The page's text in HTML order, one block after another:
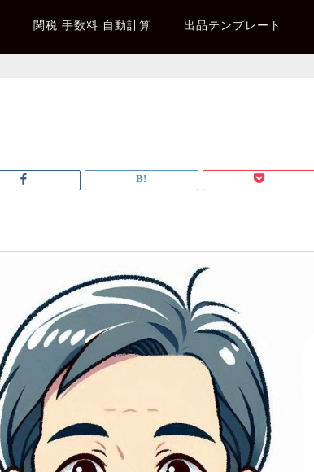
関税 手数料 自動計算 出品テンプレート